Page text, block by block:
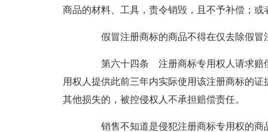
商品的材料、工具，责令销毁，且不予补偿；
假冒注册商标的商品不得在仅去除假冒
第六十四条 注册商标专用权人请求赔偿
用权人提供此前三年内实际使用该注册商标的
其他损失的，被控侵权人不承担赔偿责任。
销售不知道是侵犯注册商标专用权的商